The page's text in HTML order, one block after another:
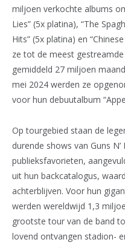
miljoen verkochte albums
Lies” (5x platina), “The
Hits” (5x platina) en
ze tot de meest
gemiddeld 27 miljoen
mei 2024 werden ze
voor hun debuutalbum
Op tourgebied staan de
durende shows van Guns
publieksfavorieten,
uit hun backcatalogus,
achterblijven. Voor hun
werden wereldwijd 1,3
grootste tour van de band
lovend ontvangen stadion-